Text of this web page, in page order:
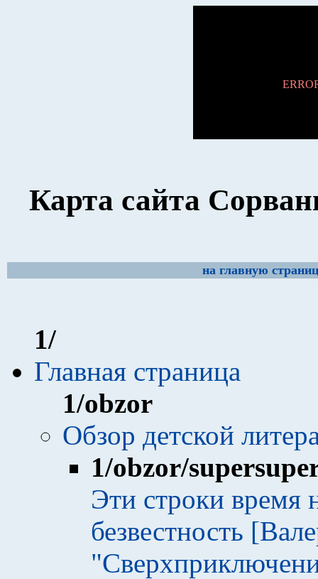
Карта сайта
на главную
1/
Главная страница
1/obzor
Обзор детской
1/obzor/
Эти строки время
безвестность